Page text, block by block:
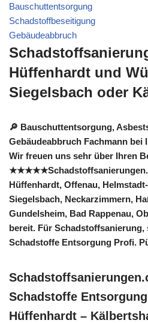
Bauschuttentsorgung
Schadstoffbeseitigung
Gebäudeabbruch
Hüffenhardt und
Siegelsbach oder
🔎 Bauschuttentsorgung,
Gebäudeabbruch Fachmann
Wir freuen uns sehr über Ihren
Hüffenhardt, Offenau,
Siegelsbach, Neckarzimmern,
Gundelsheim, Bad Rappenau,
bereit. Für
Schadstoffe Entsorgung Profi.
Schadstoffe
Hüffenhardt –